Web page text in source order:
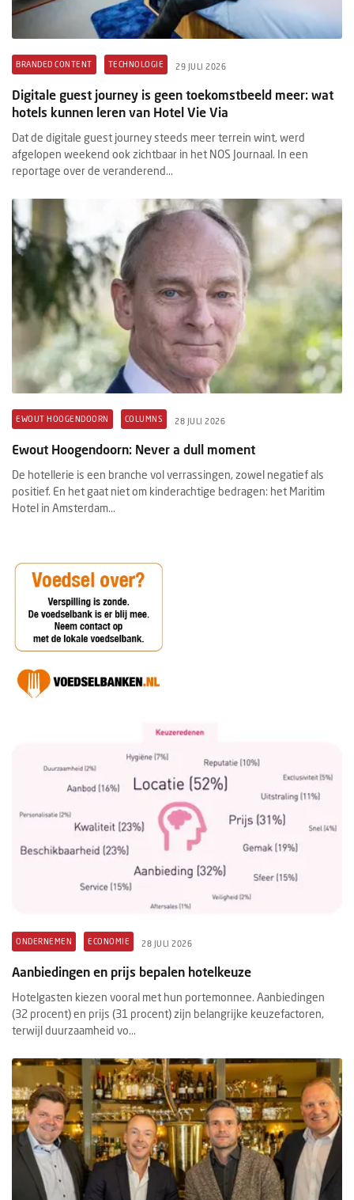
BRANDED CONTENT TECHNOLOGIE 29 JULI 2026
Digitale guest journey is geen toekomstbeeld meer: wat
hotels kunnen leren van Hotel Vie Via
Dat de digitale guest journey steeds meer terrein wint, werd
afgelopen weekend ook zichtbaar in het NOS Journaal. In een
reportage over de veranderend...
EWOUT HOOGENDOORN COLUMNS 28 JULI 2026
Ewout Hoogendoorn: Never a dull moment
De hotellerie is een branche vol verrassingen, zowel negatief als
positief. En het gaat niet om kinderachtige bedragen: het Maritim
Hotel in Amsterdam...
ONDERNEMEN ECONOMIE 28 JULI 2026
Aanbiedingen en prijs bepalen hotelkeuze
Hotelgasten kiezen vooral met hun portemonnee. Aanbiedingen
(32 procent) en prijs (31 procent) zijn belangrijke keuzefactoren,
terwijl duurzaamheid vo...